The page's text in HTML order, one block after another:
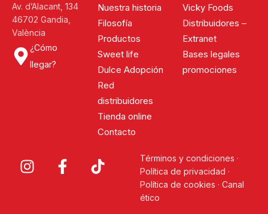
Av. d’Alacant, 134
46702 Gandia,
València
¿Cómo
llegar?
Nuestra historia
Filosofía
Productos
Sweet life
Dulce Adopción
Red
distribuidores
Tienda online
Contacto
Vicky Foods
Distribuidores –
Extranet
Bases legales
promociones
Términos y condiciones ·
Política de privacidad ·
Política de cookies · Canal
ético